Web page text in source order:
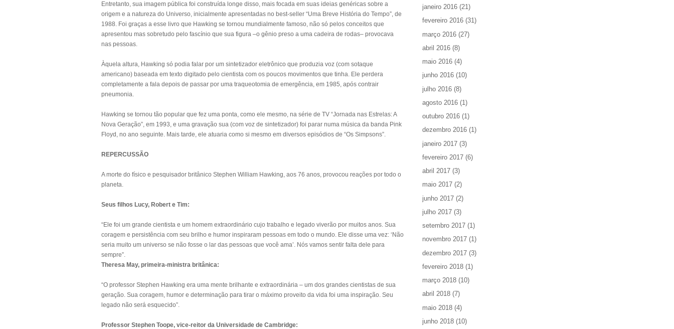
Entretanto, sua imagem pública foi construída longe disso, mais focada em suas ideias genéricas sobre a
origem e a natureza do Universo, inicialmente apresentadas no best-seller “Uma Breve História do Tempo”, de
1988. Foi graças a esse livro que Hawking se tornou mundialmente famoso, não só pelos conceitos que
apresentou mas sobretudo pelo fascínio que sua figura –o gênio preso a uma cadeira de rodas– provocava
nas pessoas.
Àquela altura, Hawking só podia falar por um sintetizador eletrônico que produzia voz (com sotaque
americano) baseada em texto digitado pelo cientista com os poucos movimentos que tinha. Ele perdera
completamente a fala depois de passar por uma traqueotomia de emergência, em 1985, após contrair
pneumonia.
Hawking se tornou tão popular que fez uma ponta, como ele mesmo, na série de TV “Jornada nas Estrelas: A
Nova Geração”, em 1993, e uma gravação sua (com voz de sintetizador) foi parar numa música da banda Pink
Floyd, no ano seguinte. Mais tarde, ele atuaria como si mesmo em diversos episódios de “Os Simpsons”.
REPERCUSSÃO
A morte do físico e pesquisador britânico Stephen William Hawking, aos 76 anos, provocou reações por todo o
planeta.
Seus filhos Lucy, Robert e Tim:
“Ele foi um grande cientista e um homem extraordinário cujo trabalho e legado viverão por muitos anos. Sua
coragem e persistência com seu brilho e humor inspiraram pessoas em todo o mundo. Ele disse uma vez: ‘Não
seria muito um universo se não fosse o lar das pessoas que você ama’. Nós vamos sentir falta dele para
sempre”.
Theresa May, primeira-ministra britânica:
“O professor Stephen Hawking era uma mente brilhante e extraordinária – um dos grandes cientistas de sua
geração. Sua coragem, humor e determinação para tirar o máximo proveito da vida foi uma inspiração. Seu
legado não será esquecido”.
Professor Stephen Toope, vice-reitor da Universidade de Cambridge:
janeiro 2016 (21)
fevereiro 2016 (31)
março 2016 (27)
abril 2016 (8)
maio 2016 (4)
junho 2016 (10)
julho 2016 (8)
agosto 2016 (1)
outubro 2016 (1)
dezembro 2016 (1)
janeiro 2017 (3)
fevereiro 2017 (6)
abril 2017 (3)
maio 2017 (2)
junho 2017 (2)
julho 2017 (3)
setembro 2017 (1)
novembro 2017 (1)
dezembro 2017 (3)
fevereiro 2018 (1)
março 2018 (10)
abril 2018 (7)
maio 2018 (4)
junho 2018 (10)